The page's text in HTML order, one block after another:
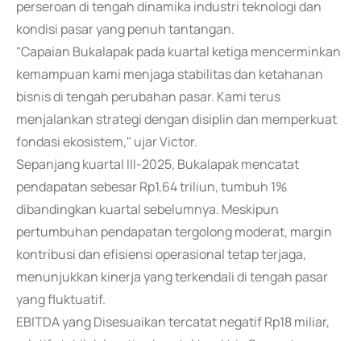
perseroan di tengah dinamika industri teknologi dan
kondisi pasar yang penuh tantangan.
"Capaian Bukalapak pada kuartal ketiga mencerminkan
kemampuan kami menjaga stabilitas dan ketahanan
bisnis di tengah perubahan pasar. Kami terus
menjalankan strategi dengan disiplin dan memperkuat
fondasi ekosistem," ujar Victor.
Sepanjang kuartal III-2025, Bukalapak mencatat
pendapatan sebesar Rp1,64 triliun, tumbuh 1%
dibandingkan kuartal sebelumnya. Meskipun
pertumbuhan pendapatan tergolong moderat, margin
kontribusi dan efisiensi operasional tetap terjaga,
menunjukkan kinerja yang terkendali di tengah pasar
yang fluktuatif.
EBITDA yang Disesuaikan tercatat negatif Rp18 miliar,